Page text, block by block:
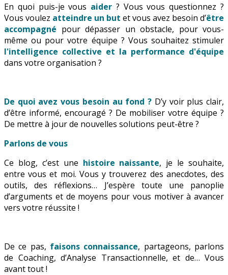
En quoi puis-je vous aider ? Vous vous questionnez ?
Vous voulez atteindre un but et vous avez besoin d’être
accompagné pour dépasser un obstacle, pour vous-
même ou pour votre équipe ? Vous souhaitez stimuler
l'intelligence collective et la performance d'équipe
dans votre organisation ?
De quoi avez vous besoin au fond ? D’y voir plus clair,
d’être informé, encouragé ? De mobiliser votre équipe ?
De mettre à jour de nouvelles solutions peut-être ?
Parlons de vous
Ce blog, c’est une histoire naissante, je le souhaite,
entre vous et moi. Vous y trouverez des anecdotes, des
outils, des réflexions… J’espère toute une panoplie
d’arguments et de moyens pour vous motiver à avancer
vers votre réussite !
De ce pas, faisons connaissance, partageons, parlons
de Coaching, d’Analyse Transactionnelle, et de… Vous
avant tout !